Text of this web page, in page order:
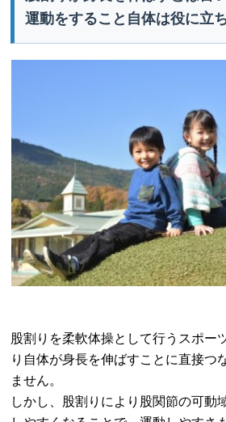
運動をすること自体は役に立
股割りを柔軟体操として行うスポー
り自体が身長を伸ばすことに直接つ
ません。
しかし、股割りにより股関節の可動